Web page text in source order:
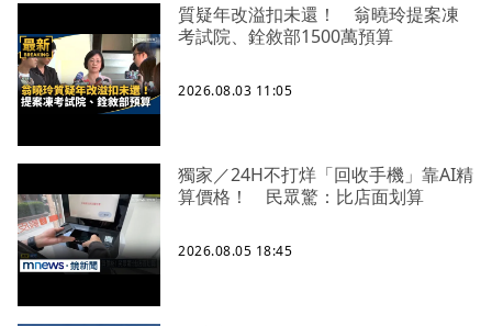
質疑年改溢扣未還！ 翁曉玲提案凍
考試院、銓敘部1500萬預算
2026.08.03 11:05
獨家／24H不打烊「回收手機」靠AI精
算價格！ 民眾驚：比店面划算
2026.08.05 18:45